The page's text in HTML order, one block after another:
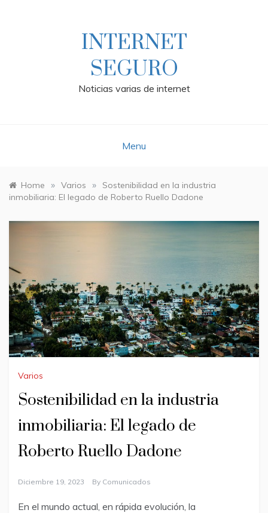
INTERNET
SEGURO
Noticias varias de internet
Menu
Home » Varios »
Sostenibilidad en la industria
inmobiliaria: El legado de Roberto Ruello Dadone
Varios
Sostenibilidad en la industria
inmobiliaria: El legado de
Roberto Ruello Dadone
Diciembre 19, 2023 By Comunicados
En el mundo actual, en rápida evolución, la